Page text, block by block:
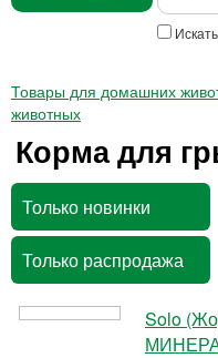
Товары для домашних
животных
Корма для
Только новинки
Только распродажа
Solo